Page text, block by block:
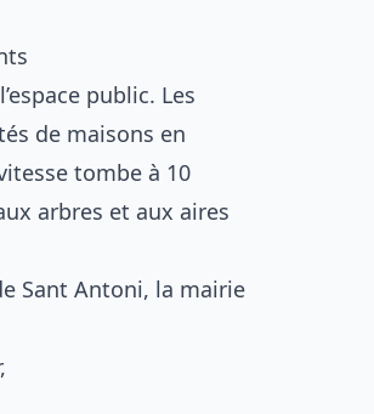
public. Les
de maisons en
tombe à 10
arbres et aux aires
Sant Antoni, la mairie